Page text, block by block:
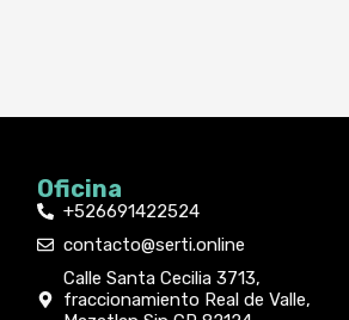
Oficina
+526691422524
contacto@serti.online
Calle Santa Cecilia 3713,
fraccionamiento Real de Valle,